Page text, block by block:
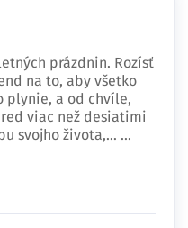
prázdnin. Rozísť
na to, aby všetko
plynie, a od chvíle,
viac než desiatimi
svojho života,… ...